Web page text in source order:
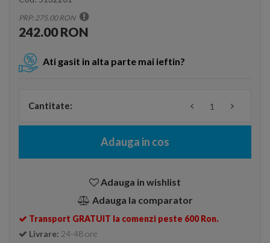
PRP: 275.00 RON
242.00 RON
Ati gasit in alta parte mai ieftin?
Cantitate:
Adauga in cos
Adauga in wishlist
Adauga la comparator
Transport GRATUIT la comenzi peste 600 Ron.
Livrare: 24-48 ore